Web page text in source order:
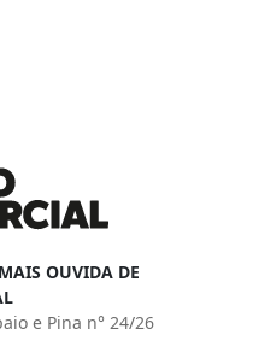
OUVIDA DE
e Pina n° 24/26